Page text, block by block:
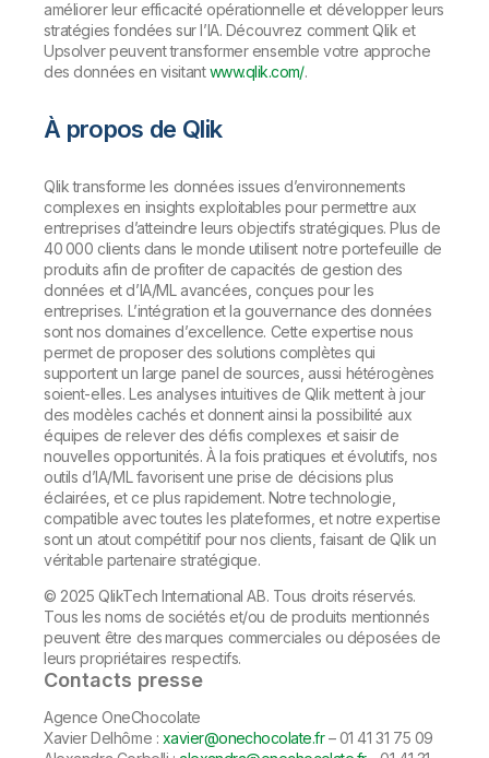
améliorer leur efficacité opérationnelle et développer leurs
stratégies fondées sur l’IA. Découvrez comment Qlik et
Upsolver peuvent transformer ensemble votre approche
des données en visitantwww.qlik.com/.
À propos de Qlik
Qlik transforme les données issues d’environnements
complexes en insights exploitables pour permettre aux
entreprises d’atteindre leurs objectifs stratégiques. Plus de
40 000 clients dans le monde utilisent notre portefeuille de
produits afin de profiter de capacités de gestion des
données et d’IA/ML avancées, conçues pour les
entreprises. L’intégration et la gouvernance des données
sont nos domaines d’excellence. Cette expertise nous
permet de proposer des solutions complètes qui
supportent un large panel de sources, aussi hétérogènes
soient-elles. Les analyses intuitives de Qlik mettent à jour
des modèles cachés et donnent ainsi la possibilité aux
équipes de relever des défis complexes et saisir de
nouvelles opportunités. À la fois pratiques et évolutifs, nos
outils d’IA/ML favorisent une prise de décisions plus
éclairées, et ce plus rapidement. Notre technologie,
compatible avec toutes les plateformes, et notre expertise
sont un atout compétitif pour nos clients, faisant de Qlik un
véritable partenaire stratégique.
© 2025 QlikTech International AB. Tous droits réservés.
Tous les noms de sociétés et/ou de produits mentionnés
peuvent être des marques commerciales ou déposées de
leurs propriétaires respectifs.
Contacts presse
Agence OneChocolate
Xavier Delhôme : xavier@onechocolate.fr– 01 41 31 75 09